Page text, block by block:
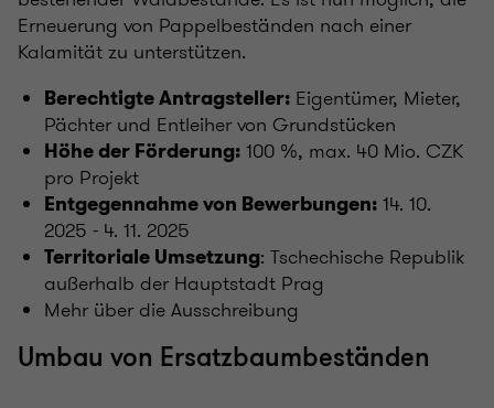
Erneuerung von Pappelbeständen nach einer
Kalamität zu unterstützen.
Berechtigte Antragsteller: Eigentümer, Mieter,
Pächter und Entleiher von Grundstücken
Höhe der Förderung: 100 %, max. 40 Mio. CZK
pro Projekt
Entgegennahme von Bewerbungen: 14. 10.
2025 - 4. 11. 2025
Territoriale Umsetzung: Tschechische Republik
außerhalb der Hauptstadt Prag
Mehr über die Ausschreibung
Umbau von Ersatzbaumbeständen